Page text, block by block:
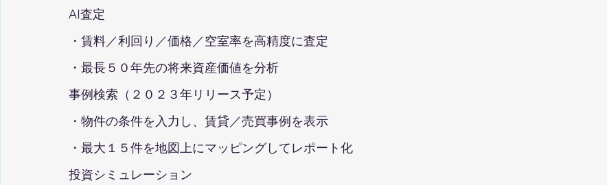
AI査定
・賃料／利回り／価格／空室率を高精度に査定
・最長５０年先の将来資産価値を分析
事例検索（２０２３年リリース予定）
・物件の条件を入力し、賃貸／売買事例を表示
・最大１５件を地図上にマッピングしてレポート化
投資シミュレーション